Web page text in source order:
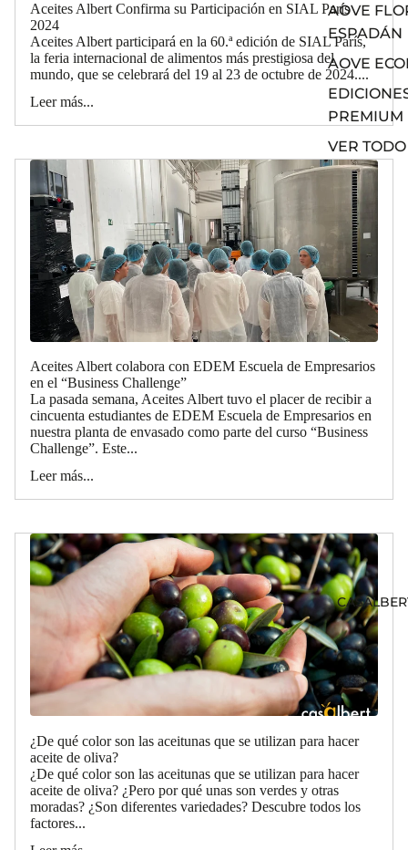
AOVE
ESPADÁN
AOVE
PREMIUM
VER TODO
Aceites Albert Confirma su Participación en SIAL París
2024
Aceites Albert participará en la 60.ª edición de SIAL París,
la feria internacional de alimentos más prestigiosa del
mundo, que se celebrará del 19 al 23 de octubre de 2024....
Leer más...
Aceites Albert colabora con EDEM Escuela de Empresarios
en el “Business Challenge”
La pasada semana, Aceites Albert tuvo el placer de recibir a
cincuenta estudiantes de EDEM Escuela de Empresarios en
nuestra planta de envasado como parte del curso “Business
Challenge”. Este...
Leer más...
¿De qué color son las aceitunas que se utilizan para hacer
aceite de oliva?
¿De qué color son las aceitunas que se utilizan para hacer
aceite de oliva? ¿Pero por qué unas son verdes y otras
moradas? ¿Son diferentes variedades? Descubre todos los
factores...